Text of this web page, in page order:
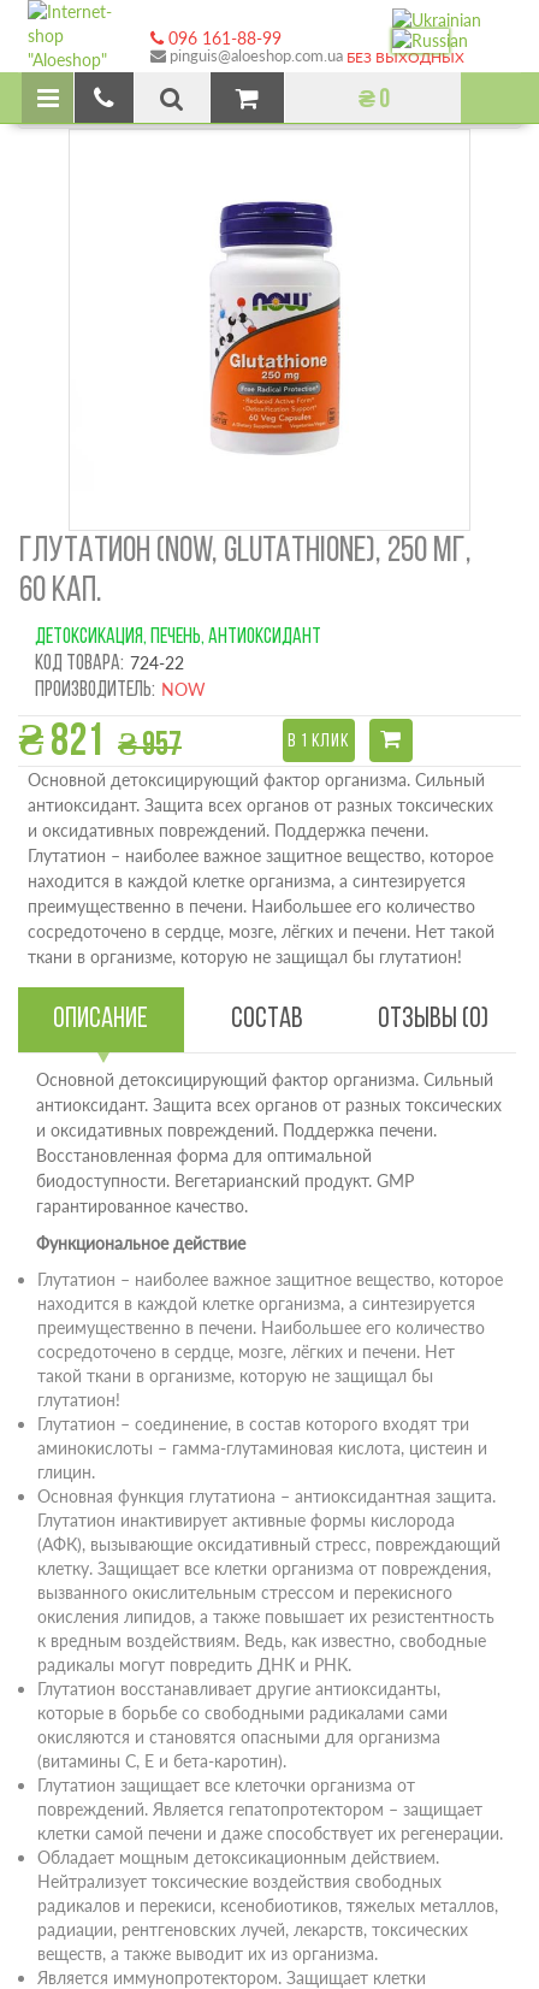
096 161-88-99
pinguis@aloeshop.com.ua БЕЗ ВЫХОДНЫХ
₴ 0
ГЛУТАТИОН (NOW, GLUTATHIONE), 250 МГ,
60 КАП.
ДЕТОКСИКАЦИЯ, ПЕЧЕНЬ, АНТИОКСИДАНТ
Код товара: 724-22
Производитель: NOW
₴ 821 ₴ 957 В 1 КЛИК
Основной детоксицирующий фактор организма. Сильный
антиоксидант. Защита всех органов от разных токсических
и оксидативных повреждений. Поддержка печени.
Глутатион – наиболее важное защитное вещество, которое
находится в каждой клетке организма, а синтезируется
преимущественно в печени. Наибольшее его количество
сосредоточено в сердце, мозге, лёгких и печени. Нет такой
ткани в организме, которую не защищал бы глутатион!
Описание Состав Отзывы (0)
Основной детоксицирующий фактор организма. Сильный
антиоксидант. Защита всех органов от разных токсических
и оксидативных повреждений. Поддержка печени.
Восстановленная форма для оптимальной
биодоступности. Вегетарианский продукт. GMP
гарантированное качество.
Функциональное действие
Глутатион – наиболее важное защитное вещество, которое
находится в каждой клетке организма, а синтезируется
преимущественно в печени. Наибольшее его количество
сосредоточено в сердце, мозге, лёгких и печени. Нет
такой ткани в организме, которую не защищал бы
глутатион!
Глутатион – соединение, в состав которого входят три
аминокислоты – гамма-глутаминовая кислота, цистеин и
глицин.
Основная функция глутатиона – антиоксидантная защита.
Глутатион инактивирует активные формы кислорода
(АФК), вызывающие оксидативный стресс, повреждающий
клетку. Защищает все клетки организма от повреждения,
вызванного окислительным стрессом и перекисного
окисления липидов, а также повышает их резистентность
к вредным воздействиям. Ведь, как известно, свободные
радикалы могут повредить ДНК и РНК.
Глутатион восстанавливает другие антиоксиданты,
которые в борьбе со свободными радикалами сами
окисляются и становятся опасными для организма
(витамины С, Е и бета-каротин).
Глутатион защищает все клеточки организма от
повреждений. Является гепатопротектором – защищает
клетки самой печени и даже способствует их регенерации.
Обладает мощным детоксикационным действием.
Нейтрализует токсические воздействия свободных
радикалов и перекиси, ксенобиотиков, тяжелых металлов,
радиации, рентгеновских лучей, лекарств, токсических
веществ, а также выводит их из организма.
Является иммунопротектором. Защищает клетки